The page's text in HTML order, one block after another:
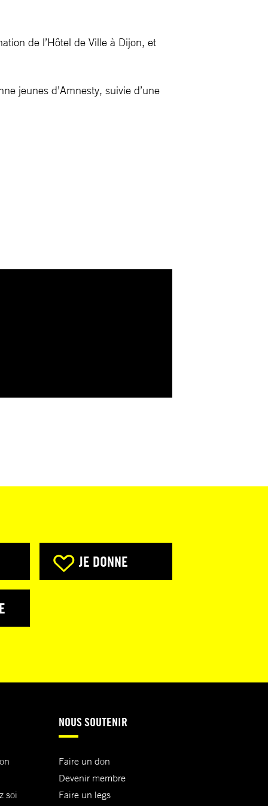
de l’Hôtel de Ville à Dijon, et
jeunes d’Amnesty, suivie d’une
JE DONNE
soi
NOUS SOUTENIR
Faire un don
Devenir membre
Faire un legs